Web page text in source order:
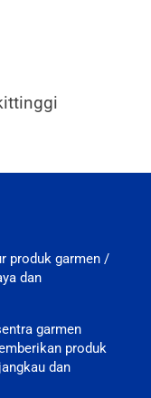
produk garmen /
dan
garmen
produk
dan